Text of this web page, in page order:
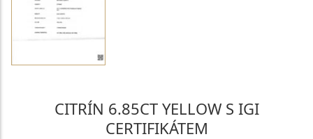
CITRÍN 6.85CT YELLOW S IGI
CERTIFIKÁTEM